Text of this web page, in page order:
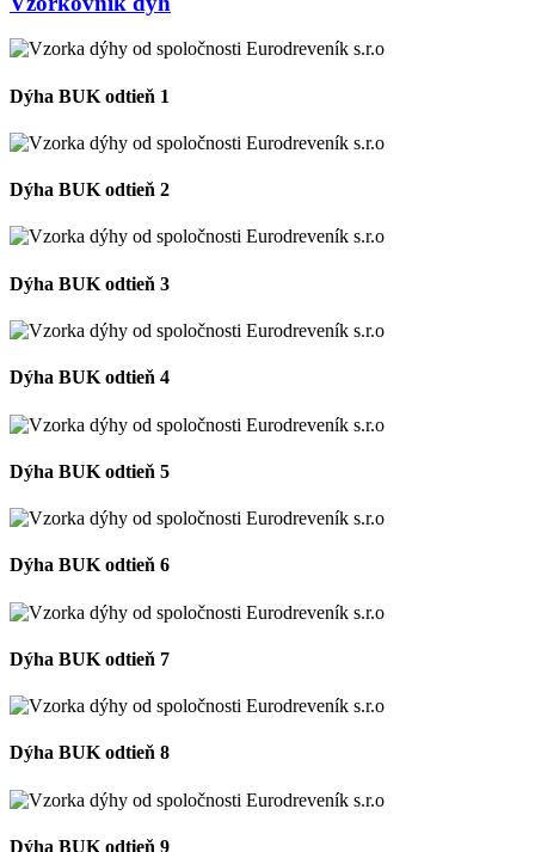
Dýha BUK odtieň 1
Dýha BUK odtieň 2
Dýha BUK odtieň 3
Dýha BUK odtieň 4
Dýha BUK odtieň 5
Dýha BUK odtieň 6
Dýha BUK odtieň 7
Dýha BUK odtieň 8
Dýha BUK odtieň 9